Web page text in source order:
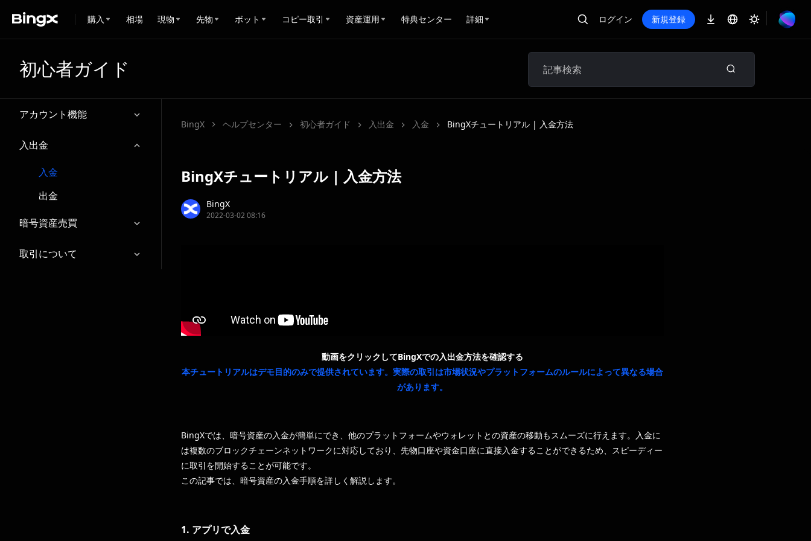
購入 相場 現物 先物 ボット コピー取引 資産運用 特典センター 詳細 ログイン 新規登録
初心者ガイド
アカウント機能
入出金
入金
出金
暗号資産売買
取引について
BingX ヘルプセンター 初心者ガイド 入出金 入金 BingXチュートリアル | 入金方法
BingXチュートリアル | 入金方法
BingX
2022-03-02 08:16
動画をクリックしてBingXでの入出金方法を確認する
本チュートリアルはデモ目的のみで提供されています。実際の取引は市場状況やプラットフォームのルールによって異なる場合
があります。
BingXでは、暗号資産の入金が簡単にでき、他のプラットフォームやウォレットとの資産の移動もスムーズに行えます。入金に
は複数のブロックチェーンネットワークに対応しており、先物口座や資金口座に直接入金することができるため、スピーディー
に取引を開始することが可能です。
この記事では、暗号資産の入金手順を詳しく解説します。
1. アプリで入金